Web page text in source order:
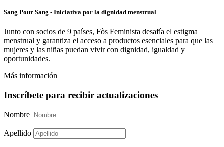
Sang Pour Sang - Iniciativa por la dignidad menstrual
Junto con socios de 9 países, Fòs Feminista desafía el estigma
menstrual y garantiza el acceso a productos esenciales para que las
mujeres y las niñas puedan vivir con dignidad, igualdad y
oportunidades.
Más información
Inscríbete para recibir actualizaciones
Nombre
Apellido